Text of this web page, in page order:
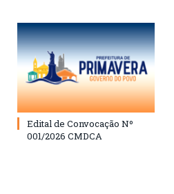
Edital de Convocação Nº
001/2026 CMDCA